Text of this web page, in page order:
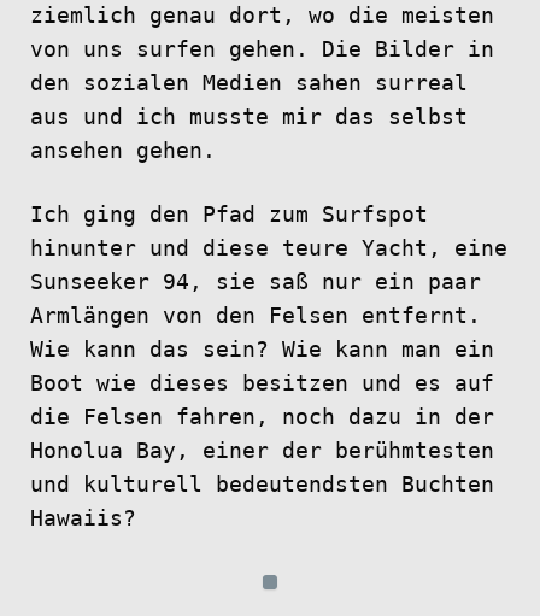
ziemlich genau dort, wo die meisten
von uns surfen gehen. Die Bilder in
den sozialen Medien sahen surreal
aus und ich musste mir das selbst
ansehen gehen.
Ich ging den Pfad zum Surfspot
hinunter und diese teure Yacht, eine
Sunseeker 94, sie saß nur ein paar
Armlängen von den Felsen entfernt.
Wie kann das sein? Wie kann man ein
Boot wie dieses besitzen und es auf
die Felsen fahren, noch dazu in der
Honolua Bay, einer der berühmtesten
und kulturell bedeutendsten Buchten
Hawaiis?